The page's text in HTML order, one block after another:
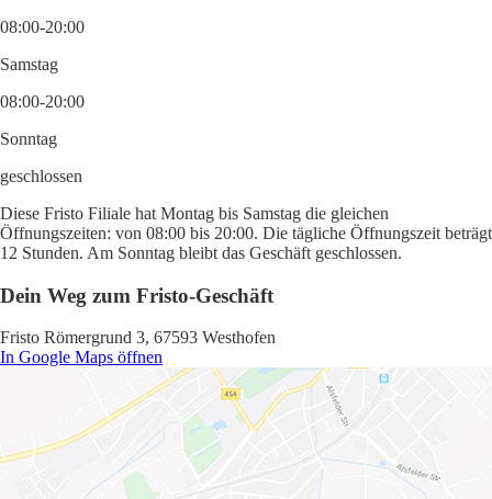
08:00-20:00
Samstag
08:00-20:00
Sonntag
geschlossen
Diese Fristo Filiale hat Montag bis Samstag die gleichen
Öffnungszeiten: von 08:00 bis 20:00. Die tägliche Öffnungszeit beträgt
12 Stunden. Am Sonntag bleibt das Geschäft geschlossen.
Dein Weg zum Fristo-Geschäft
Fristo Römergrund 3, 67593 Westhofen
In Google Maps öffnen